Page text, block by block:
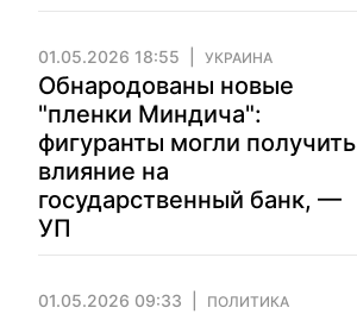
01.05.2026 18:55 УКРАИНА
Обнародованы новые
"пленки Миндича":
фигуранты могли получить
влияние на
государственный банк, —
УП
01.05.2026 09:33 ПОЛИТИКА